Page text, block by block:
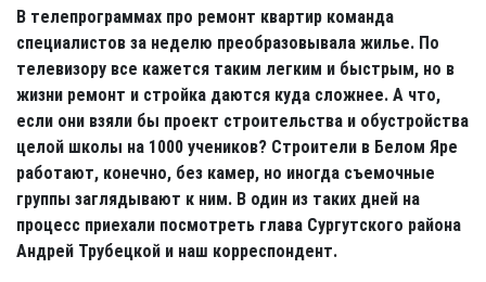
В телепрограммах про ремонт квартир команда
специалистов за неделю преобразовывала жилье. По
телевизору все кажется таким легким и быстрым, но в
жизни ремонт и стройка даются куда сложнее. А что,
если они взяли бы проект строительства и обустройства
целой школы на 1000 учеников? Строители в Белом Яре
работают, конечно, без камер, но иногда съемочные
группы заглядывают к ним. В один из таких дней на
процесс приехали посмотреть глава Сургутского района
Андрей Трубецкой и наш корреспондент.